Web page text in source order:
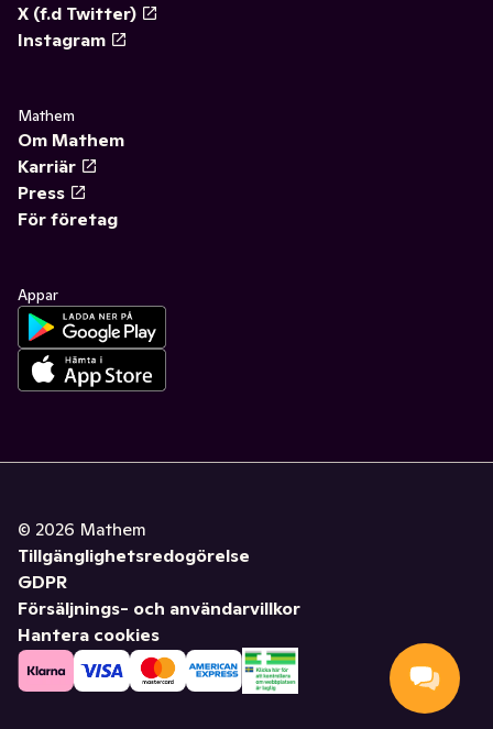
X (f.d Twitter)
Instagram
Mathem
Om Mathem
Karriär
Press
För företag
Appar
© 2026 Mathem
Tillgänglighetsredogörelse
GDPR
Försäljnings- och användarvillkor
Hantera cookies